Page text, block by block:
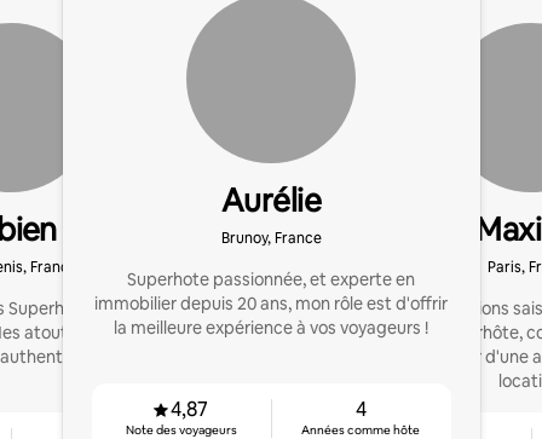
France
Superhôte, je suis votre
atouts : réactivité,
Aurélie
Brunoy, France
Superhote passionnée, et experte en
immobilier depuis 20 ans, mon rôle est d'offrir
la meilleure expérience à vos voyageurs !
4,87
Note des voyageurs
4
Années comme hôte
Paris,
Expert en locations
de 10 ans. Superhôte,
cofondateur d'une